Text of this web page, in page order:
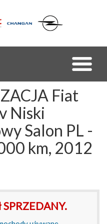
Fiat
Niski
Salon PL -
km, 2012
SPRZEDANY.